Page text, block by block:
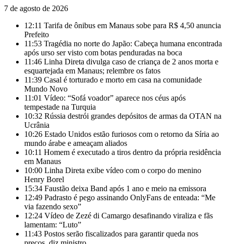
7 de agosto de 2026
12:11 Tarifa de ônibus em Manaus sobe para R$ 4,50 anuncia
Prefeito
11:53 Tragédia no norte do Japão: Cabeça humana encontrada
após urso ser visto com botas penduradas na boca
11:46 Linha Direta divulga caso de criança de 2 anos morta e
esquartejada em Manaus; relembre os fatos
11:39 Casal é torturado e morto em casa na comunidade
Mundo Novo
11:01 Vídeo: “Sofá voador” aparece nos céus após
tempestade na Turquia
10:32 Rússia destrói grandes depósitos de armas da OTAN na
Ucrânia
10:26 Estado Unidos estão furiosos com o retorno da Síria ao
mundo árabe e ameaçam aliados
10:11 Homem é executado a tiros dentro da própria residência
em Manaus
10:00 Linha Direta exibe vídeo com o corpo do menino
Henry Borel
15:34 Faustão deixa Band após 1 ano e meio na emissora
12:49 Padrasto é pego assinando OnlyFans de enteada: “Me
via fazendo sexo”
12:24 Vídeo de Zezé di Camargo desafinando viraliza e fãs
lamentam: “Luto”
11:43 Postos serão fiscalizados para garantir queda nos